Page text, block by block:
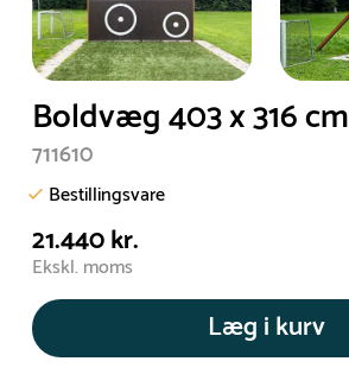
Boldvæg 403 x 316 cm
711610
Bestillingsvare
21.440 kr.
Ekskl. moms
Læg i kurv